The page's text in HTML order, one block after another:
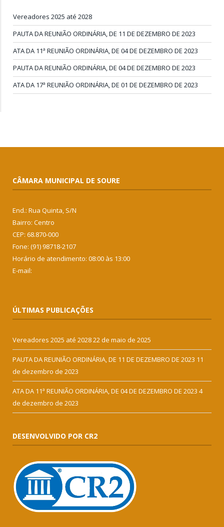
Vereadores 2025 até 2028
PAUTA DA REUNIÃO ORDINÁRIA, DE 11 DE DEZEMBRO DE 2023
ATA DA 11ª REUNIÃO ORDINÁRIA, DE 04 DE DEZEMBRO DE 2023
PAUTA DA REUNIÃO ORDINÁRIA, DE 04 DE DEZEMBRO DE 2023
ATA DA 17ª REUNIÃO ORDINÁRIA, DE 01 DE DEZEMBRO DE 2023
CÂMARA MUNICIPAL DE SOURE
End.: Rua Quinta, S/N
Bairro: Centro
CEP: 68.870-000
Fone: (91) 98718-2107
Horário de atendimento: 08:00 às 13:00
E-mail:
ÚLTIMAS PUBLICAÇÕES
Vereadores 2025 até 202822 de maio de 2025
PAUTA DA REUNIÃO ORDINÁRIA, DE 11 DE DEZEMBRO DE 2023 11
de dezembro de 2023
ATA DA 11ª REUNIÃO ORDINÁRIA, DE 04 DE DEZEMBRO DE 2023 4
de dezembro de 2023
DESENVOLVIDO POR CR2